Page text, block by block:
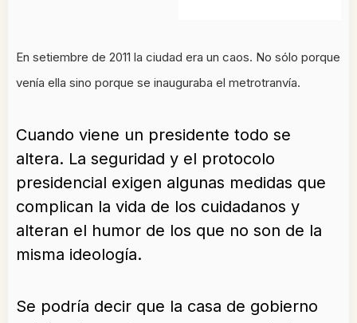
En setiembre de 2011 la ciudad era un caos. No sólo porque
venía ella sino porque se inauguraba el metrotranvía.
Cuando viene un presidente todo se
altera. La seguridad y el protocolo
presidencial exigen algunas medidas que
complican la vida de los cuidadanos y
alteran el humor de los que no son de la
misma ideología.
Se podría decir que la casa de gobierno